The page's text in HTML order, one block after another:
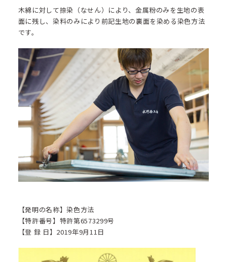
木綿に対して捺染（なせん）により、金属粉のみを生地の表
面に残し、染料のみにより前記生地の裏面を染める染色方法
です。
【発明の名称】染色方法
【特許番号】特許第6573299号
【登 録 日】2019年9月11日